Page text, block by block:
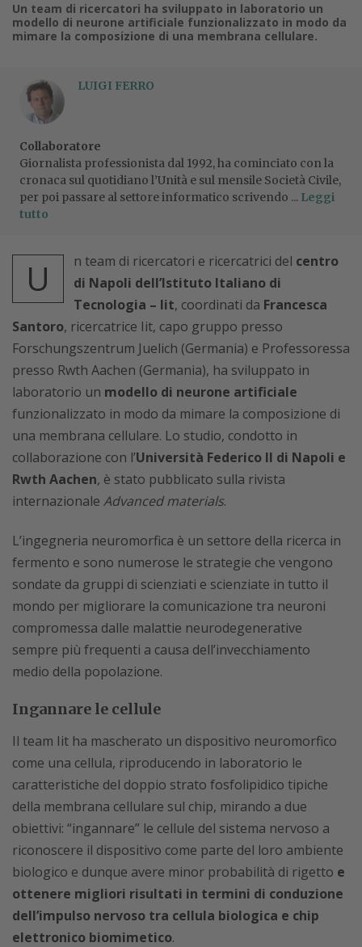
Un team di ricercatori ha sviluppato in laboratorio un
modello di neurone artificiale funzionalizzato in modo da
mimare la composizione di una membrana cellulare.
LUIGI FERRO
Collaboratore
Giornalista professionista dal 1992, ha cominciato con la
cronaca sul quotidiano l’Unità e sul mensile Società Civile,
per poi passare al settore informatico scrivendo ... Leggi
tutto
U n team di ricercatori e ricercatrici del centro
di Napoli dell’Istituto Italiano di
Tecnologia – Iit, coordinati da Francesca
Santoro, ricercatrice Iit, capo gruppo presso
Forschungszentrum Juelich (Germania) e Professoressa
presso Rwth Aachen (Germania), ha sviluppato in
laboratorio un modello di neurone artificiale
funzionalizzato in modo da mimare la composizione di
una membrana cellulare. Lo studio, condotto in
collaborazione con l’Università Federico II di Napoli e
Rwth Aachen, è stato pubblicato sulla rivista
internazionale Advanced materials.
L’ingegneria neuromorfica è un settore della ricerca in
fermento e sono numerose le strategie che vengono
sondate da gruppi di scienziati e scienziate in tutto il
mondo per migliorare la comunicazione tra neuroni
compromessa dalle malattie neurodegenerative
sempre più frequenti a causa dell’invecchiamento
medio della popolazione.
Ingannare le cellule
Il team Iit ha mascherato un dispositivo neuromorfico
come una cellula, riproducendo in laboratorio le
caratteristiche del doppio strato fosfolipidico tipiche
della membrana cellulare sul chip, mirando a due
obiettivi: “ingannare” le cellule del sistema nervoso a
riconoscere il dispositivo come parte del loro ambiente
biologico e dunque avere minor probabilità di rigetto e
ottenere migliori risultati in termini di conduzione
dell’impulso nervoso tra cellula biologica e chip
elettronico biomimetico.